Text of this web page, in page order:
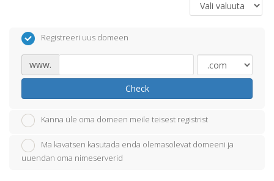
Registreeri uus domeen
www.
Check
Kanna üle oma domeen meile teisest registrist
Ma kavatsen kasutada enda olemasolevat domeeni ja
uuendan oma nimeserverid